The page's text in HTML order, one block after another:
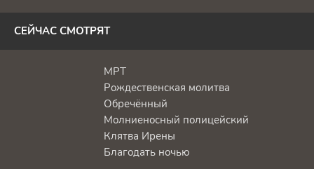
СЕЙЧАС СМОТРЯТ
МРТ
Рождественская молитва
Обречённый
Молниеносный полицейский
Клятва Ирены
Благодать ночью